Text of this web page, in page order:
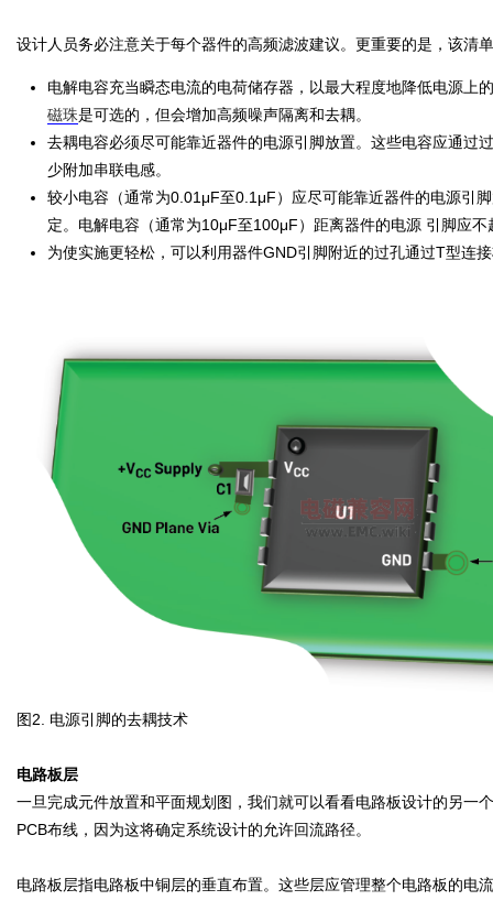
设计人员务必注意关于每个器件的高频滤波建议。更重要的是，该清
电解电容充当瞬态电流的电荷储存器，以最大程度地降低电源上
磁珠是可选的，但会增加高频噪声隔离和去耦。
去耦电容必须尽可能靠近器件的电源引脚放置。这些电容应通过
少附加串联电感。
较小电容（通常为0.01μF至0.1μF）应尽可能靠近器件的电源引
定。电解电容（通常为10μF至100μF）距离器件的电源 引脚应不
为使实施更轻松，可以利用器件GND引脚附近的过孔通过T型连
图2. 电源引脚的去耦技术
电路板层
一旦完成元件放置和平面规划图，我们就可以看看电路板设计的另
PCB布线，因为这将确定系统设计的允许回流路径。
电路板层指电路板中铜层的垂直布置。这些层应管理整个电路板的电